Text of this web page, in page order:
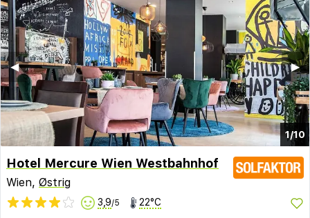
1/10
▶︎
◀︎
Hotel Mercure Wien Westbahnhof
Wien, Østrig
3,9/5 22°C